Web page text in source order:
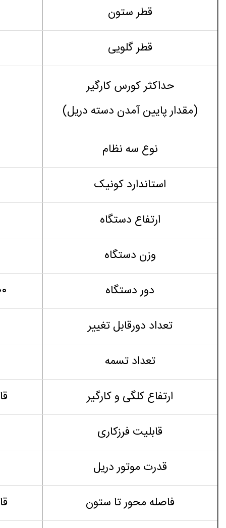
قطر ستون
قطر گلویی
حداکثر کورس کارگیر
(مقدار پایین آمدن دسته دریل)
نوع سه نظام
استاندارد کونیک
ارتفاع دستگاه
وزن دستگاه
۹۰۰
دور دستگاه
تعداد دورقابل تغییر
تعداد تسمه
ارتفاع کلگی و کارگیر
قابلیت فرزکاری
قدرت موتور دریل
فاصله محور تا ستون